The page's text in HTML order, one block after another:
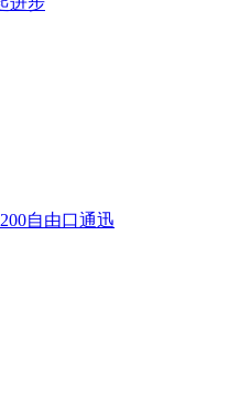
自由口通迅